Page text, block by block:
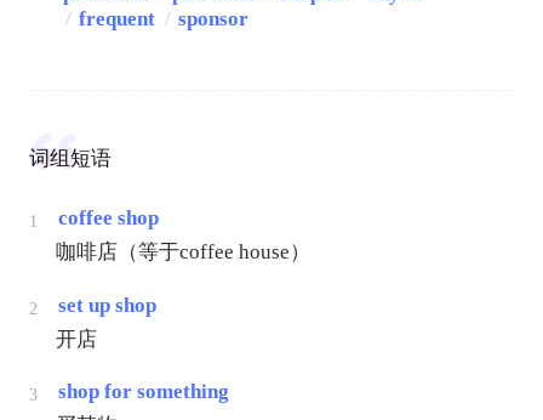
/ frequent / sponsor
词组短语
1
coffee shop
咖啡店（等于coffee house）
2
set up shop
开店
3
shop for something